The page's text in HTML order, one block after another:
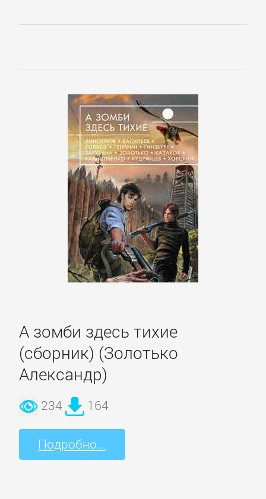
А зомби здесь тихие
(сборник) (Золотько
Александр)
234 164
Подробно...
БИЗНЕС
Банковское
налогообложение,
Делопроизводство
Зарубежная
Корпоративная
культура
Личные
финансы